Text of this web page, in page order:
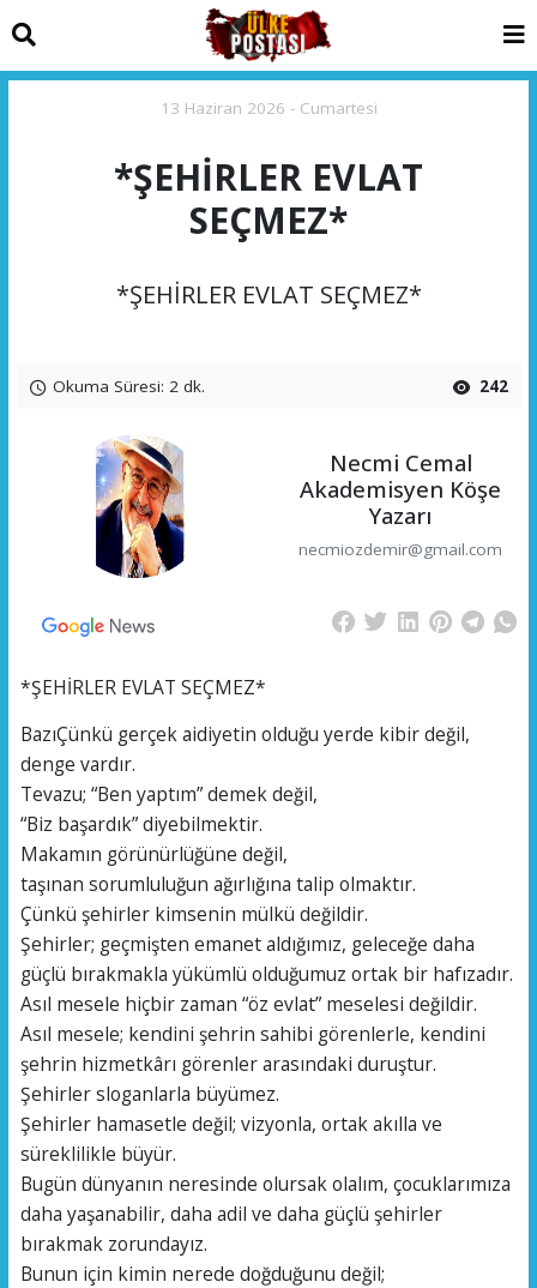
13 Haziran 2026 - Cumartesi
*ŞEHİRLER EVLAT
SEÇMEZ*
*ŞEHİRLER EVLAT SEÇMEZ*
Okuma Süresi: 2 dk. 242
Necmi Cemal
Akademisyen Köşe
Yazarı
necmiozdemir@gmail.com
*ŞEHİRLER EVLAT SEÇMEZ*
BazıÇünkü gerçek aidiyetin olduğu yerde kibir değil,
denge vardır.
Tevazu; “Ben yaptım” demek değil,
“Biz başardık” diyebilmektir.
Makamın görünürlüğüne değil,
taşınan sorumluluğun ağırlığına talip olmaktır.
Çünkü şehirler kimsenin mülkü değildir.
Şehirler; geçmişten emanet aldığımız, geleceğe daha
güçlü bırakmakla yükümlü olduğumuz ortak bir hafızadır.
Asıl mesele hiçbir zaman “öz evlat” meselesi değildir.
Asıl mesele; kendini şehrin sahibi görenlerle, kendini
şehrin hizmetkârı görenler arasındaki duruştur.
Şehirler sloganlarla büyümez.
Şehirler hamasetle değil; vizyonla, ortak akılla ve
süreklilikle büyür.
Bugün dünyanın neresinde olursak olalım, çocuklarımıza
daha yaşanabilir, daha adil ve daha güçlü şehirler
bırakmak zorundayız.
Bunun için kimin nerede doğduğunu değil;